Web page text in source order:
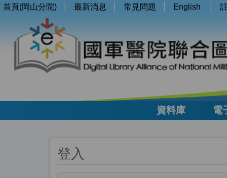
首頁(岡山分院) 最新消息 常見問題 English
資料庫 電
登入